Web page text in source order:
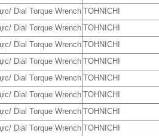
Dial Torque WrenchTOHNICHI
Dial Torque WrenchTOHNICHI
Dial Torque WrenchTOHNICHI
Dial Torque WrenchTOHNICHI
Dial Torque WrenchTOHNICHI
Dial Torque WrenchTOHNICHI
Dial Torque WrenchTOHNICHI
Dial Torque WrenchTOHNICHI